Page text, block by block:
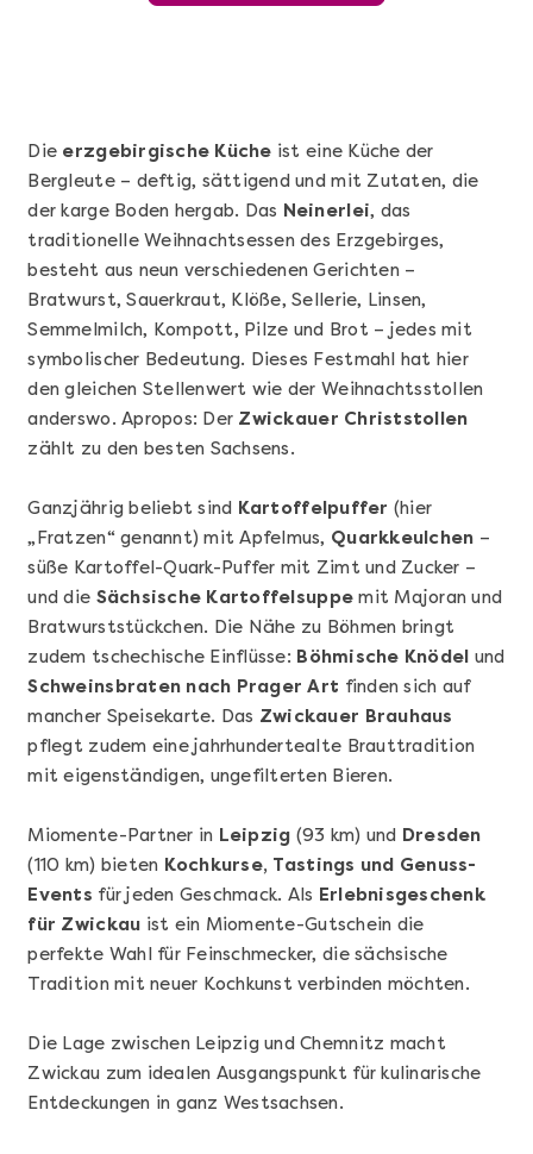
Mehr anzeigen
Sushi Basic Kurs Bonn
Mehr anzeigen
Geschenkbox 100€
Die erzgebirgische Küche ist eine Küche der
Bergleute – deftig, sättigend und mit Zutaten, die
der karge Boden hergab. Das Neinerlei, das
traditionelle Weihnachtsessen des Erzgebirges,
besteht aus neun verschiedenen Gerichten –
Bratwurst, Sauerkraut, Klöße, Sellerie, Linsen,
Semmelmilch, Kompott, Pilze und Brot – jedes mit
symbolischer Bedeutung. Dieses Festmahl hat hier
den gleichen Stellenwert wie der Weihnachtsstollen
anderswo. Apropos: Der Zwickauer Christstollen
zählt zu den besten Sachsens.
Ganzjährig beliebt sind Kartoffelpuffer (hier
„Fratzen“ genannt) mit Apfelmus, Quarkkeulchen –
süße Kartoffel-Quark-Puffer mit Zimt und Zucker –
und die Sächsische Kartoffelsuppe mit Majoran und
Bratwurststückchen. Die Nähe zu Böhmen bringt
zudem tschechische Einflüsse: Böhmische Knödel und
Schweinsbraten nach Prager Art finden sich auf
mancher Speisekarte. Das Zwickauer Brauhaus
pflegt zudem eine jahrhundertealte Brauttradition
mit eigenständigen, ungefilterten Bieren.
Miomente-Partner in Leipzig (93 km) und Dresden
(110 km) bieten Kochkurse, Tastings und Genuss-
Events für jeden Geschmack. Als Erlebnisgeschenk
für Zwickau ist ein Miomente-Gutschein die
perfekte Wahl für Feinschmecker, die sächsische
Tradition mit neuer Kochkunst verbinden möchten.
Die Lage zwischen Leipzig und Chemnitz macht
Zwickau zum idealen Ausgangspunkt für kulinarische
Entdeckungen in ganz Westsachsen.